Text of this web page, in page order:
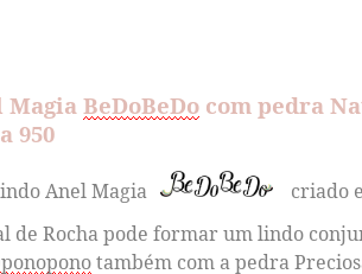
MagiaBeDoBeDo com pedra
950
Anel Magia
criado
de Rocha pode formar um lindo
também com a pedra